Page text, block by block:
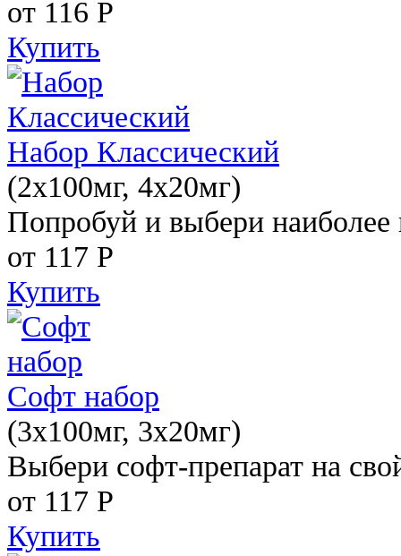
от 116 Р
Купить
Набор Классический
(2x100мг, 4x20мг)
Попробуй и выбери наиболее
от 117 Р
Купить
Софт набор
(3x100мг, 3x20мг)
Выбери софт-препарат на
от 117 Р
Купить